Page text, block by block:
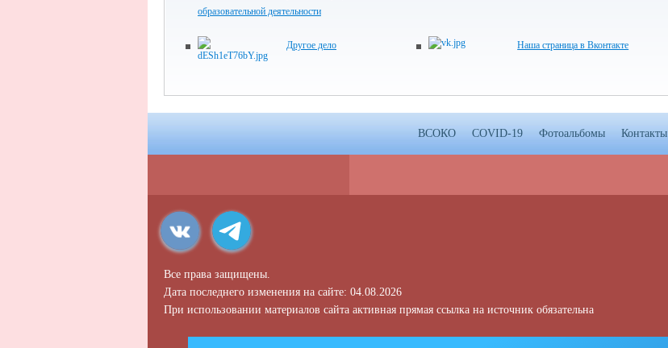
образовательной деятельности
Другое дело Наша страница в Вконтакте
ВСОКО COVID-19 Фотоальбомы Контакты
Все права защищены.
Дата последнего изменения на сайте: 04.08.2026
При использовании материалов сайта активная прямая ссылка на источник обязательна